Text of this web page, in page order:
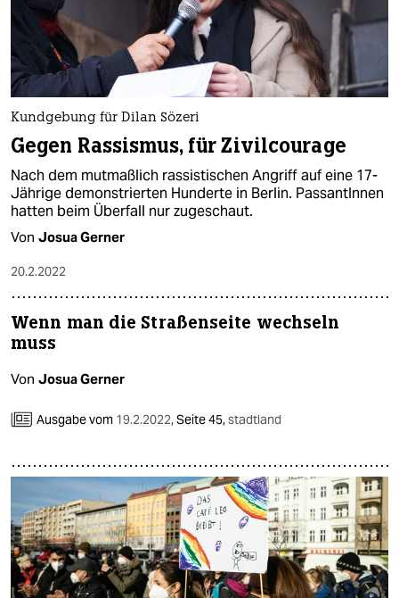
Kundgebung für Dilan Sözeri
Gegen Rassismus, für Zivilcourage
Nach dem mutmaßlich rassistischen Angriff auf eine 17-
Jährige demonstrierten Hunderte in Berlin. PassantInnen
hatten beim Überfall nur zugeschaut.
Von Josua Gerner
20.2.2022
Wenn man die Straßenseite wechseln
muss
Von Josua Gerner
Ausgabe vom 19.2.2022,Seite 45,stadtland